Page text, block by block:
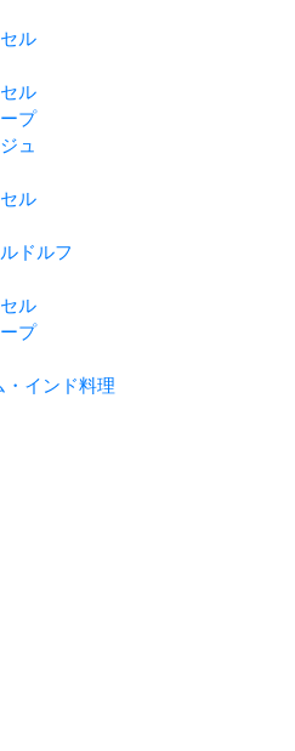
ル
ル
プ
ュ
ル
ドルフ
ル
プ
・インド料理